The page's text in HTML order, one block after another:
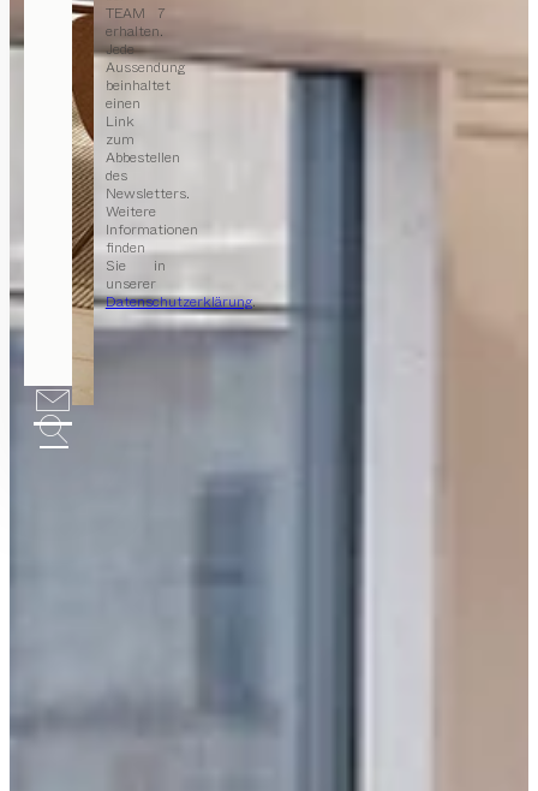
TEAM 7
erhalten.
Jede
Aussendung
beinhaltet
einen
Link
zum
Abbestellen
des
Newsletters.
Weitere
Informationen
finden
Sie in
unserer
Datenschutzerklärung.